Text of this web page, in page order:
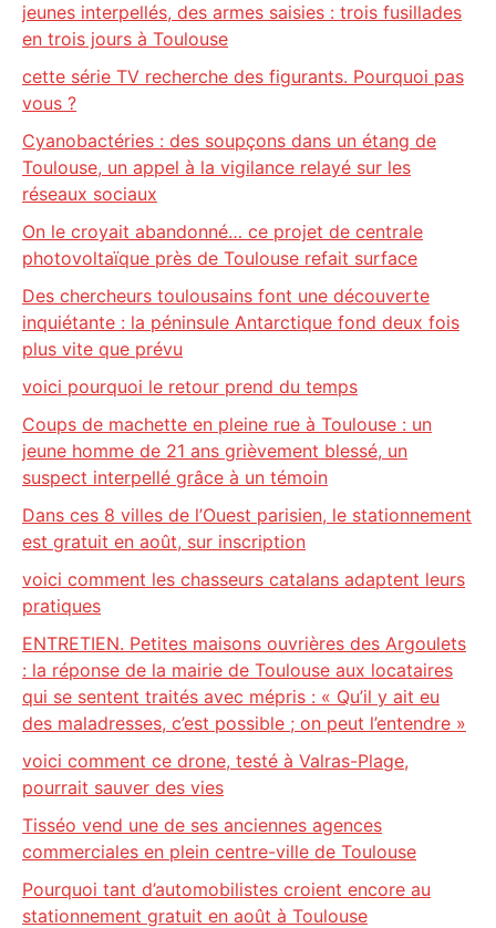
jeunes interpellés, des armes saisies : trois fusillades
en trois jours à Toulouse
cette série TV recherche des figurants. Pourquoi pas
vous ?
Cyanobactéries : des soupçons dans un étang de
Toulouse, un appel à la vigilance relayé sur les
réseaux sociaux
On le croyait abandonné… ce projet de centrale
photovoltaïque près de Toulouse refait surface
Des chercheurs toulousains font une découverte
inquiétante : la péninsule Antarctique fond deux fois
plus vite que prévu
voici pourquoi le retour prend du temps
Coups de machette en pleine rue à Toulouse : un
jeune homme de 21 ans grièvement blessé, un
suspect interpellé grâce à un témoin
Dans ces 8 villes de l’Ouest parisien, le stationnement
est gratuit en août, sur inscription
voici comment les chasseurs catalans adaptent leurs
pratiques
ENTRETIEN. Petites maisons ouvrières des Argoulets
: la réponse de la mairie de Toulouse aux locataires
qui se sentent traités avec mépris : « Qu’il y ait eu
des maladresses, c’est possible ; on peut l’entendre »
voici comment ce drone, testé à Valras-Plage,
pourrait sauver des vies
Tisséo vend une de ses anciennes agences
commerciales en plein centre-ville de Toulouse
Pourquoi tant d’automobilistes croient encore au
stationnement gratuit en août à Toulouse